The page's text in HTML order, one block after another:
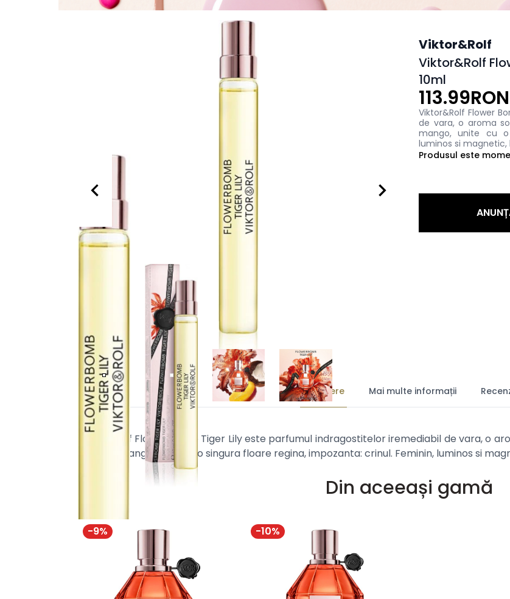
Viktor&Rolf
Viktor&Rolf
10ml
113.99RON
Viktor&Rolf Flower
de vara, o aroma
mango, unite cu o
luminos si magnetic,
Produsul este
Descriere Mai multe informații
Viktor&Rolf Flower Bomb Tiger Lily este parfumul indragostitelor iremediabil de vara, o
cocos si mango, unite cu o singura floare regina, impozanta: crinul. Feminin, luminos si
Din aceeași gamă
-9% -10%